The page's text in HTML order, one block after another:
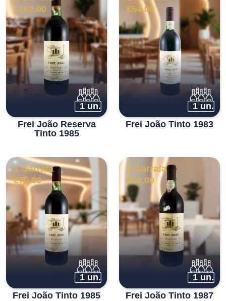
€102.00
1 un.
Frei João Reserva
Tinto 1985
€54.00
1 un.
Frei João Tinto 1983
1 Garrafa
€70.00
1 un.
Frei João Tinto 1985
1 Garrafa
€54.00
1 un.
Frei João Tinto 1987